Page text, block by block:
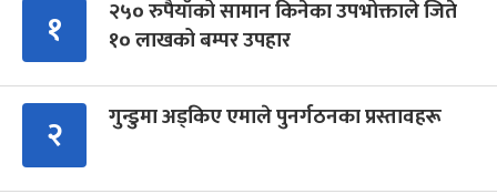
१
२५० रुपैयाँको सामान किनेका उपभोक्ताले जिते
१० लाखको बम्पर उपहार
२ गुन्डुमा अड्किए एमाले पुनर्गठनका प्रस्तावहरू